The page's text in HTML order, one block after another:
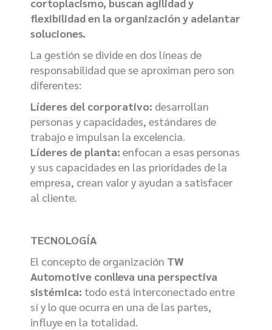
cortoplacismo, buscan agilidad y
flexibilidad en la organización y adelantar
soluciones.
La gestión se divide en dos líneas de
responsabilidad que se aproximan pero son
diferentes:
Líderes del corporativo: desarrollan
personas y capacidades, estándares de
trabajo e impulsan la excelencia.
Líderes de planta: enfocan a esas personas
y sus capacidades en las prioridades de la
empresa, crean valor y ayudan a satisfacer
al cliente.
TECNOLOGÍA
El concepto de organización TW
Automotive conlleva una perspectiva
sistémica: todo está interconectado entre
sí y lo que ocurra en una de las partes,
influye en la totalidad.